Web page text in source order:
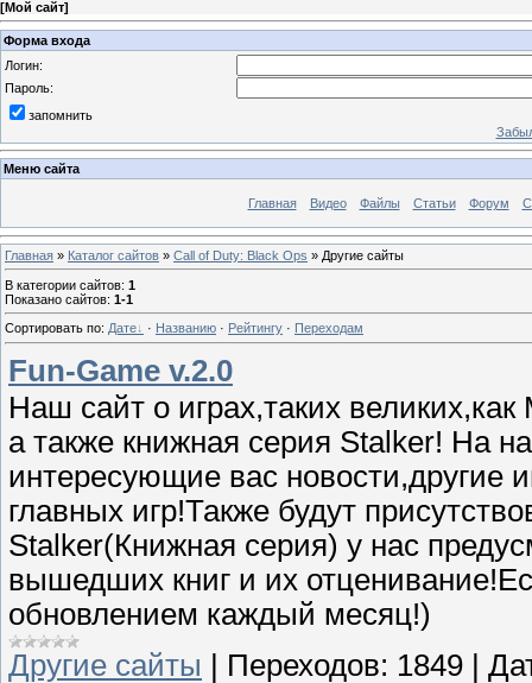
[Мой сайт]
Форма входа
Логин:
Пароль:
запомнить
Меню сайта
Главная Видео Файлы Статьи Форум
Главная » Каталог сайтов » Call of Duty: Black Ops » Другие сайты
В категории сайтов: 1
Показано сайтов: 1-1
Сортировать по: Дате · Названию · Рейтингу · Переходам
Fun-Game v.2.0
Наш сайт о играх,таких
а также книжная серия Stalker! На
интересующие вас
главных игр!Также будут
Stalker(Книжная серия) у нас
вышедших книг и их
обновлением каждый месяц!)
Другие сайты
Переходов: 1849